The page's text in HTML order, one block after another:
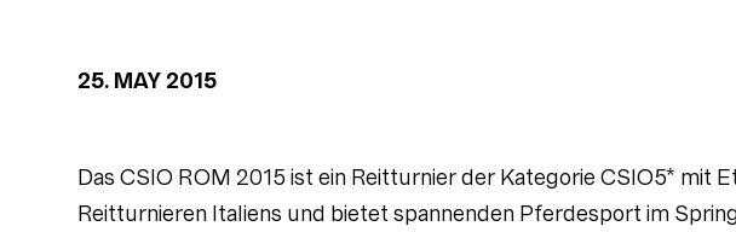
25. MAY 2015
Das CSIO ROM 2015 ist ein Reitturnier der Kategorie CSIO5*
Reitturnieren Italiens und bietet spannenden Pferdesport im